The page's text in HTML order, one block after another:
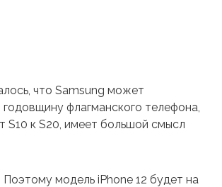
что Samsung может
флагманского телефона,
к S20, имеет большой смысл
модель iPhone 12 будет на